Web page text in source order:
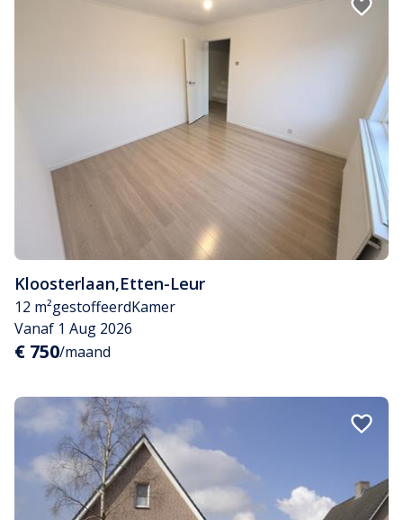
Kloosterlaan,Etten-Leur
12 m²gestoffeerdKamer
Vanaf 1 Aug 2026
€ 750/maand